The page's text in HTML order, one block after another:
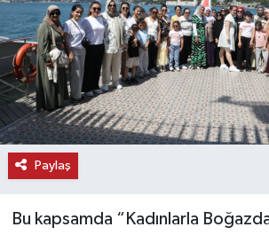
Paylaş
Bu kapsamda “Kadınlarla
ÖZEL HABER
SAĞLIK
SPOR
TEKNOLOJİ
TİCARET